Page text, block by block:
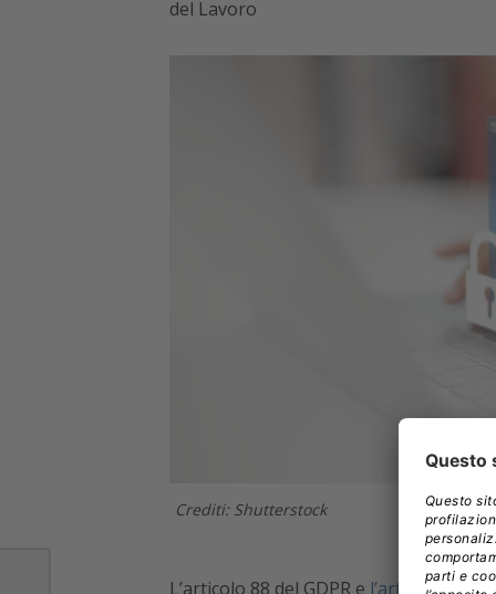
del Lavoro
Crediti: Shutterstock
L’articolo 88 del GDPR e l’articolo 4